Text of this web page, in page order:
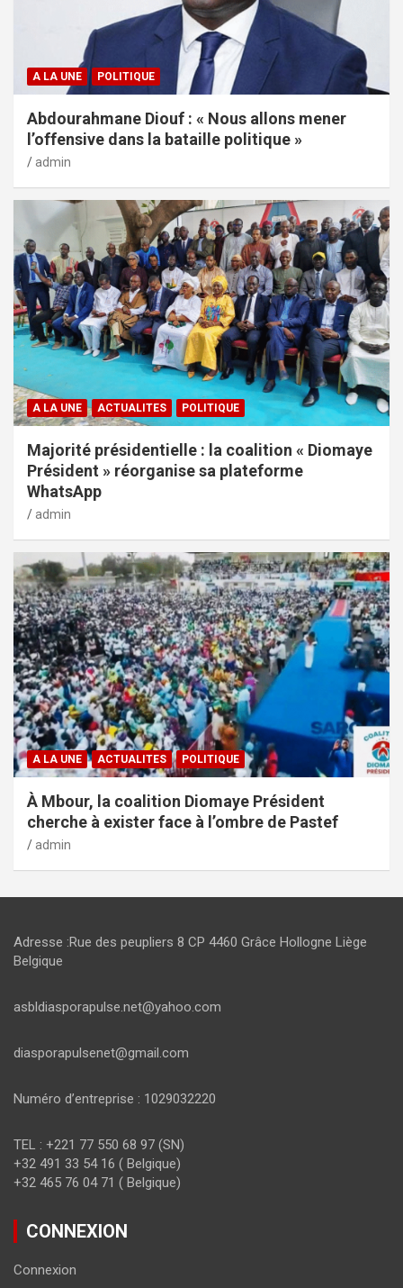
A LA UNE POLITIQUE
Abdourahmane Diouf : « Nous allons mener
l’offensive dans la bataille politique »
admin
A LA UNE ACTUALITES POLITIQUE
Majorité présidentielle : la coalition « Diomaye
Président » réorganise sa plateforme
WhatsApp
admin
A LA UNE ACTUALITES POLITIQUE
À Mbour, la coalition Diomaye Président
cherche à exister face à l’ombre de Pastef
admin
Adresse :Rue des peupliers 8 CP 4460 Grâce Hollogne Liège
Belgique
asbldiasporapulse.net@yahoo.com
diasporapulsenet@gmail.com
Numéro d’entreprise : 1029032220
TEL : +221 77 550 68 97 (SN)
+32 491 33 54 16 ( Belgique)
+32 465 76 04 71 ( Belgique)
CONNEXION
Connexion